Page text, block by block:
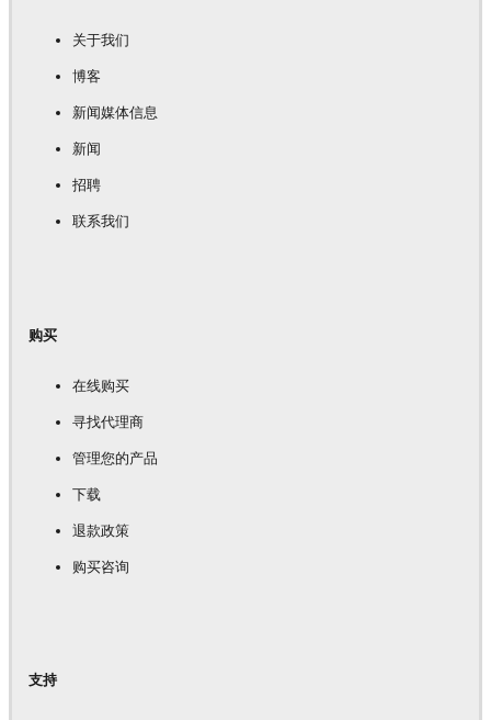
关于我们
博客
新闻媒体信息
新闻
招聘
联系我们
购买
在线购买
寻找代理商
管理您的产品
下载
退款政策
购买咨询
支持